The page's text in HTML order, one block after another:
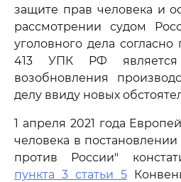
защите прав человека и
рассмотрении судом
уголовного дела
413 УПК РФ является
возобновления
делу ввиду новых
1 апреля 2021 года
человека в
против России"
пункта 3 статьи 5